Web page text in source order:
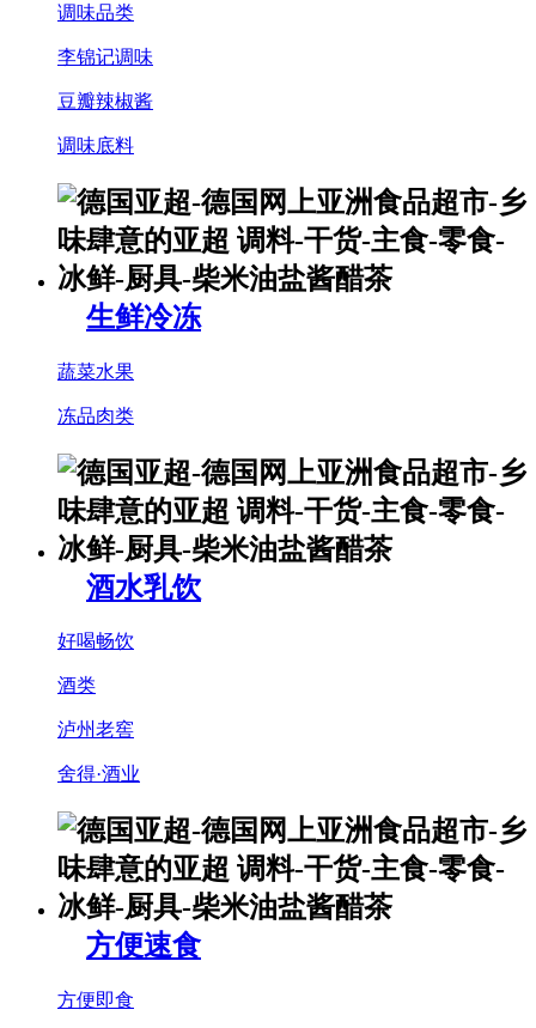
调味品类
李锦记调味
豆瓣辣椒酱
调味底料
生鲜冷冻
蔬菜水果
冻品肉类
酒水乳饮
好喝畅饮
酒类
泸州老窖
舍得·酒业
方便速食
方便即食